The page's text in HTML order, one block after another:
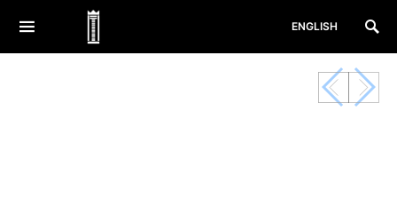
ENGLISH